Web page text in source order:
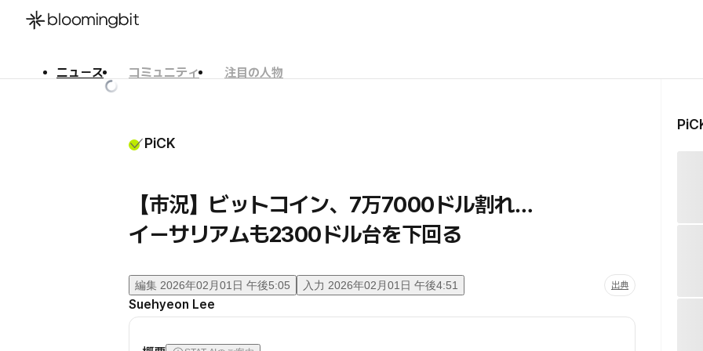
ニュース コミュニティ
注目の人物
PiCK
【市況】ビットコイン、7万7000ドル割れ…
イーサリアムも2300ドル台を下回る
編集 2026年02月01日 午後5:05 入力 2026年02月01日 午後4:51 出典
Suehyeon Lee